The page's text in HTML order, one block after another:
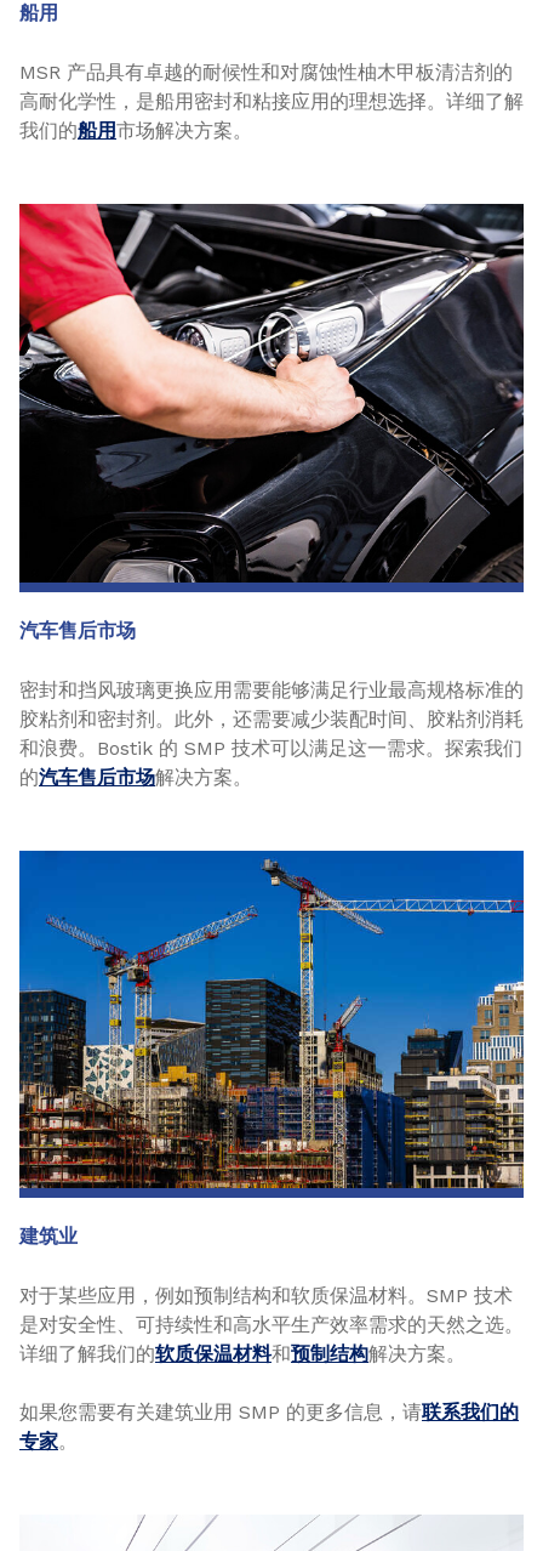
船用
MSR 产品具有卓越的耐候性和对腐蚀性柚木甲板清洁剂的
高耐化学性，是船用密封和粘接应用的理想选择。详细了解
我们的船用市场解决方案。
汽车售后市场
密封和挡风玻璃更换应用需要能够满足行业最高规格标准的
胶粘剂和密封剂。此外，还需要减少装配时间、胶粘剂消耗
和浪费。Bostik 的 SMP 技术可以满足这一需求。探索我们
的汽车售后市场解决方案。
建筑业
对于某些应用，例如预制结构和软质保温材料。SMP 技术
是对安全性、可持续性和高水平生产效率需求的天然之选。
详细了解我们的软质保温材料和预制结构解决方案。
如果您需要有关建筑业用 SMP 的更多信息，请联系我们的
专家。